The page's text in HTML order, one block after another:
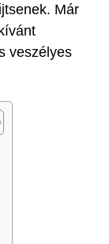
Már
veszélyes